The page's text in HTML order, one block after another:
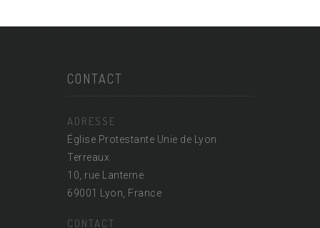
CONTACT
ADRESSE
Église Protestante Unie de Lyon
Terreaux
10, rue Lanterne
69001 Lyon, France
CONTACT